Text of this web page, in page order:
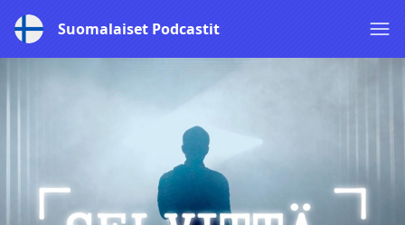
Suomalaiset Podcastit